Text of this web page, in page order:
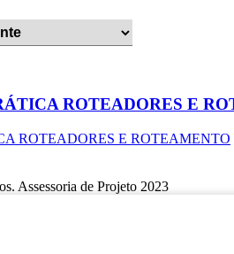
ROTEADORES E
ROTEADORES E ROTEAMENTO
Assessoria de Projeto 2023